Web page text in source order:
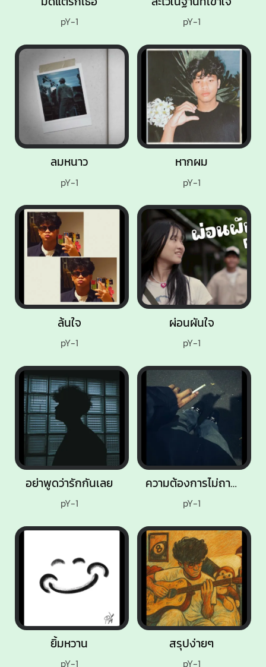
หากผม
pY-1
pY-1
ล้นใจ
pY-1
pY-1
ยิ้มหวาน
pY-1
อย่าพูดว่ารักกันเลย
pY-1
ลมหนาว
pY-1
สรุปง่ายๆ
pY-1
ผ่อนผันใจ
pY-1
ความต้องการไม่ถาวร
pY-1